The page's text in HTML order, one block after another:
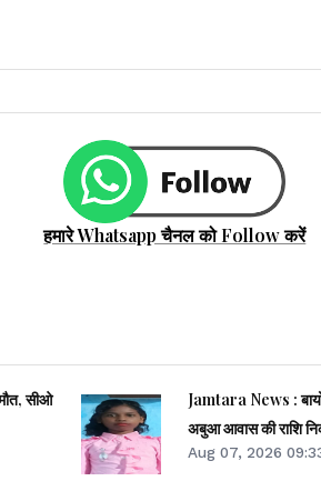
हमारे Whatsapp चैनल को Follow करें
Jamtara News : बायोमैट्रिक का दुरुपयोग कर
अबुआ आवास की राशि
पांच पर FIR
Aug 07, 2026